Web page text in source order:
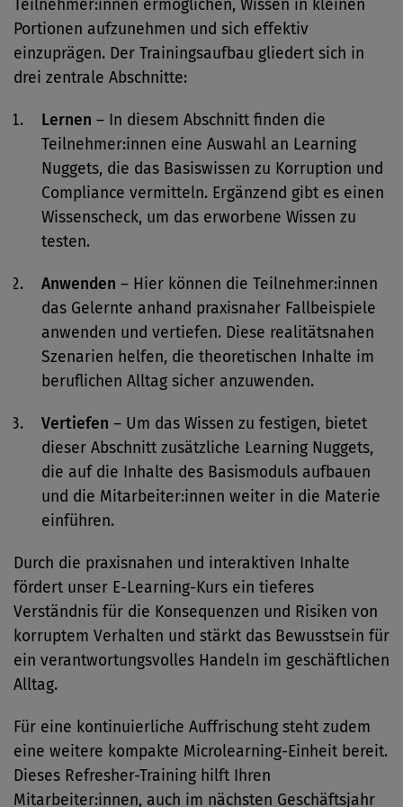
Teilnehmer:innen ermöglichen, Wissen in kleinen
Portionen aufzunehmen und sich effektiv
einzuprägen. Der Trainingsaufbau gliedert sich in
drei zentrale Abschnitte:
Lernen – In diesem Abschnitt finden die
Teilnehmer:innen eine Auswahl an Learning
Nuggets, die das Basiswissen zu Korruption und
Compliance vermitteln. Ergänzend gibt es einen
Wissenscheck, um das erworbene Wissen zu
testen.
Anwenden – Hier können die Teilnehmer:innen
das Gelernte anhand praxisnaher Fallbeispiele
anwenden und vertiefen. Diese realitätsnahen
Szenarien helfen, die theoretischen Inhalte im
beruflichen Alltag sicher anzuwenden.
Vertiefen – Um das Wissen zu festigen, bietet
dieser Abschnitt zusätzliche Learning Nuggets,
die auf die Inhalte des Basismoduls aufbauen
und die Mitarbeiter:innen weiter in die Materie
einführen.
Durch die praxisnahen und interaktiven Inhalte
fördert unser E-Learning-Kurs ein tieferes
Verständnis für die Konsequenzen und Risiken von
korruptem Verhalten und stärkt das Bewusstsein für
ein verantwortungsvolles Handeln im geschäftlichen
Alltag.
Für eine kontinuierliche Auffrischung steht zudem
eine weitere kompakte Microlearning-Einheit bereit.
Dieses Refresher-Training hilft Ihren
Mitarbeiter:innen, auch im nächsten Geschäftsjahr